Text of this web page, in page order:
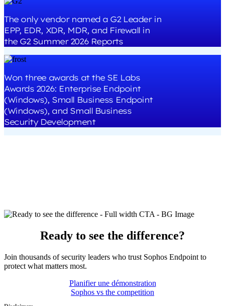
The only vendor named a G2 Leader in
EPP, EDR, XDR, MDR, and Firewall in
the G2 Summer 2026 Reports
Won three awards at the SE Labs
Awards 2026: Enterprise Endpoint
(Windows), Small Business Endpoint
(Windows), and Small Business
Security Development
Ready to see the difference?
Join thousands of security leaders who trust Sophos Endpoint to
protect what matters most.
Planifier une démonstration
Sophos vs the competition